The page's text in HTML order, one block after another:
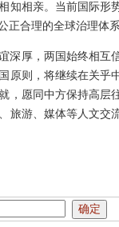
知相亲。当前国际
正合理的全球治理体系
深厚，两国始终相
原则，将继续在关
，愿同中方保持高
旅游、媒体等人文